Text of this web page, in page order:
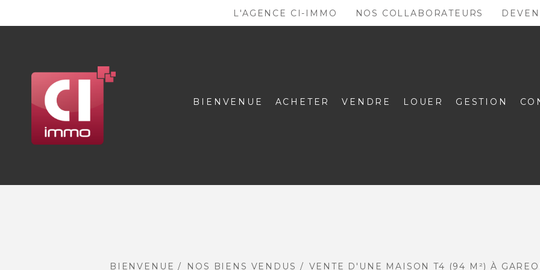
L'AGENCE CI-IMMO NOS COLLABORATEURS
BIENVENUE ACHETER VENDRE LOUER GESTION
BIENVENUE NOS BIENS VENDUS VENTE D'UNE MAISON T4 (94 M²) À